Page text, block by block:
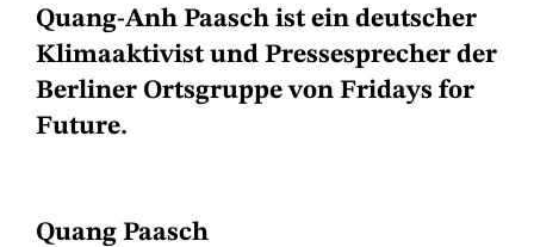
Quang-Anh Paasch ist ein deutscher
Klimaaktivist und Pressesprecher der
Berliner Ortsgruppe von Fridays for
Future.
Quang Paasch